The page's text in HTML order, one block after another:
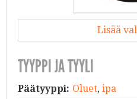
Lisää
TYYPPI JA TYYLI
Päätyyppi: Oluet, ipa